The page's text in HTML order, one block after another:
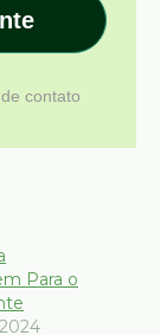
contato
Para o